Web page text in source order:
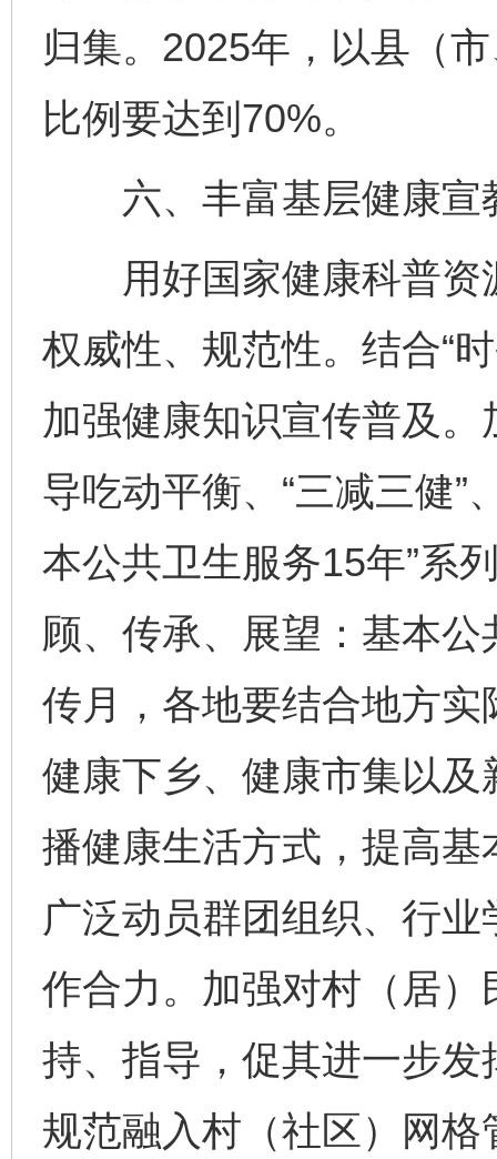
归集。2025年，以县（
比例要达到70%。
六、丰富基层健康宣
用好国家健康科普资
权威性、规范性。结合“
加强健康知识宣传普及
导吃动平衡、“三减三健”
本公共卫生服务15年”系
顾、传承、展望：基本公
传月，各地要结合地方
健康下乡、健康市集以
播健康生活方式，提高
广泛动员群团组织、行
作合力。加强对村（居
持、指导，促其进一步
规范融入村（社区）网